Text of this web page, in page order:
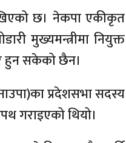
छ। नेकपा एकीकृत
मुख्यमन्त्रीमा नियुक्त
हुन सकेको छैन।
प्रदेशसभा सदस्य
गराइएको थियो।